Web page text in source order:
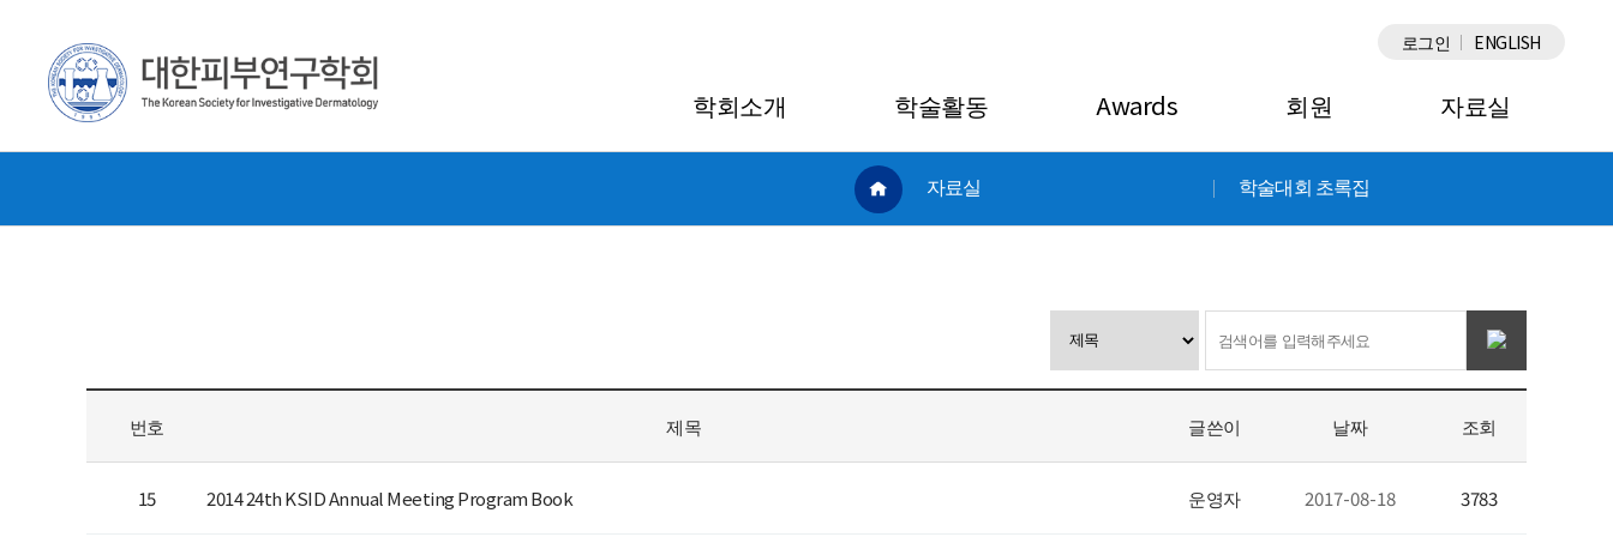
ENGLISH
로그인
학회소개 학술활동 Awards 회원 자료실
×
자료실 학술대회 초록집
번호 제목 글쓴이 날짜 조회
15 2014 24th KSID Annual Meeting Program Book 운영자 2017-08-18 3783